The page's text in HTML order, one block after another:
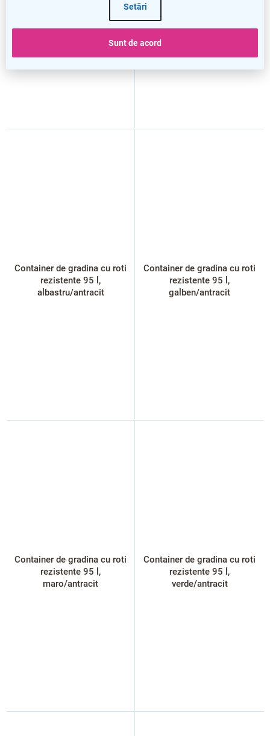
Setări
Sunt de acord
Container de gradina cu roti
rezistente 95 l,
albastru/antracit
Container de gradina cu roti
rezistente 95 l,
galben/antracit
Container de gradina cu roti
rezistente 95 l,
maro/antracit
Container de gradina cu roti
rezistente 95 l,
verde/antracit